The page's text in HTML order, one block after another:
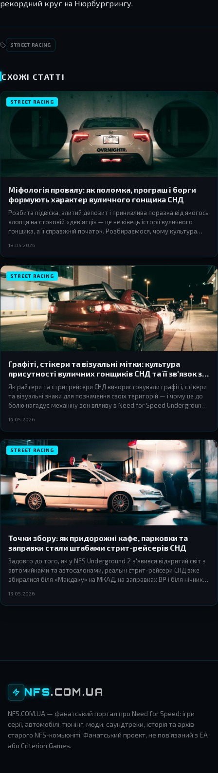
рекордний круг на Нюрбургрингу.
STREET RACING
СХОЖІ СТАТТІ
STREET RACING
Міфологія провалу: як поломка, програш і борги
формують характер вуличного гонщика СНД
Розбита підвіска, злитий депозит і принизлива поразка від якогось
хлопця на стоковій «дев'ятці» — це не кінець історії вуличного
гонщика, а її справжній початок. Розбираємося, чому культура
for Speed навмисно вбудовує поразку у свій наратив.
18.05.2026
STREET RACING
Графіті, стікери та візуальні мітки: культура
присутності вуличних гонщиків СНД та її зв'язок з
NFS
Як райтери та стритрейсери СНД використовували графіті, стікери
та візуальні знаки для позначення своїх територій — і чому це до
болю нагадує механіку зон впливу в Need for Speed Underground і
14.05.2026
STREET RACING
Точки збору: як придорожні кафе, парковки та
заправки стали штабами стрит-рейсерів СНД
Задовго до того, як у NFS Underground 2 з'явився відкритий світ з
автомийками та автосалонами, реальні стрит-рейсери СНД вже
збиралися біля «Макдаку» на МКАД, на заправках BP і біля нічних
Need for Speed — це одна й та сама історія.
13.05.2026
NFS.COM.UA
NFS.COM.UA — фанатський портал про Need for Speed: ігри
серії, автомобілі, тюнінг, моди, саундтреки, історія та архів
старого NFS-комьюніті. Фанатський проект, не пов'язаний з EA
або Criterion Games.